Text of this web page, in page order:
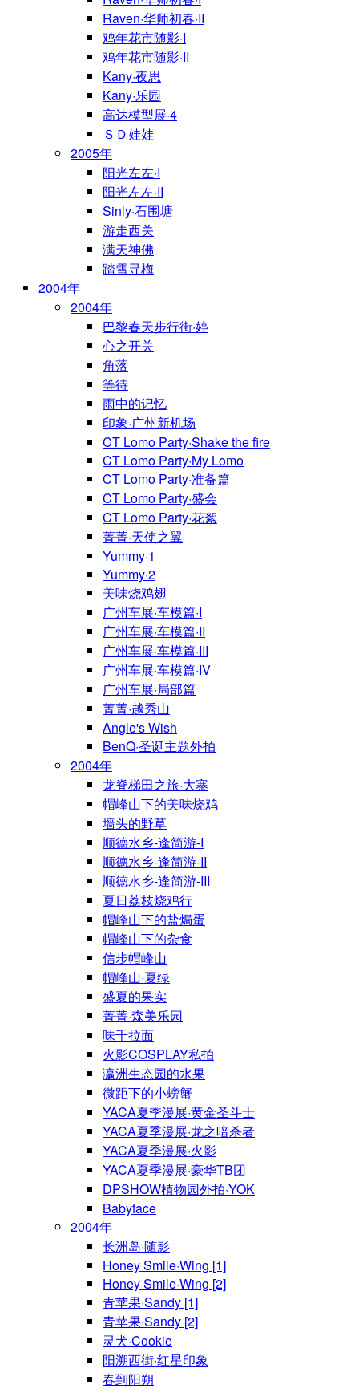
Raven·华师初春·II
鸡年花市随影·I
鸡年花市随影·II
Kany·夜思
Kany·乐园
高达模型展·4
ＳＤ娃娃
2005年
阳光左左·I
阳光左左·II
Sinly·石围塘
游走西关
满天神佛
踏雪寻梅
2004年
2004年
巴黎春天步行街·婷
心之开关
角落
等待
雨中的记忆
印象·广州新机场
CT Lomo Party·Shake the fire
CT Lomo Party·My Lomo
CT Lomo Party·准备篇
CT Lomo Party·盛会
CT Lomo Party·花絮
菁菁·天使之翼
Yummy·1
Yummy·2
美味烧鸡翅
广州车展·车模篇·I
广州车展·车模篇·II
广州车展·车模篇·III
广州车展·车模篇·IV
广州车展·局部篇
菁菁·越秀山
Angle's Wish
BenQ·圣诞主题外拍
2004年
龙脊梯田之旅·大寨
帽峰山下的美味烧鸡
墙头的野草
顺德水乡-逢简游-I
顺德水乡-逢简游-II
顺德水乡-逢简游-III
夏日荔枝烧鸡行
帽峰山下的盐焗蛋
帽峰山下的杂食
信步帽峰山
帽峰山·夏绿
盛夏的果实
菁菁·森美乐园
味千拉面
火影COSPLAY私拍
瀛洲生态园的水果
微距下的小螃蟹
YACA夏季漫展·黄金圣斗士
YACA夏季漫展·龙之暗杀者
YACA夏季漫展·火影
YACA夏季漫展·豪华TB团
DPSHOW植物园外拍·YOK
Babyface
2004年
长洲岛·随影
Honey Smile·Wing [1]
Honey Smile·Wing [2]
青苹果·Sandy [1]
青苹果·Sandy [2]
灵犬·Cookie
阳溯西街·红星印象
春到阳朔